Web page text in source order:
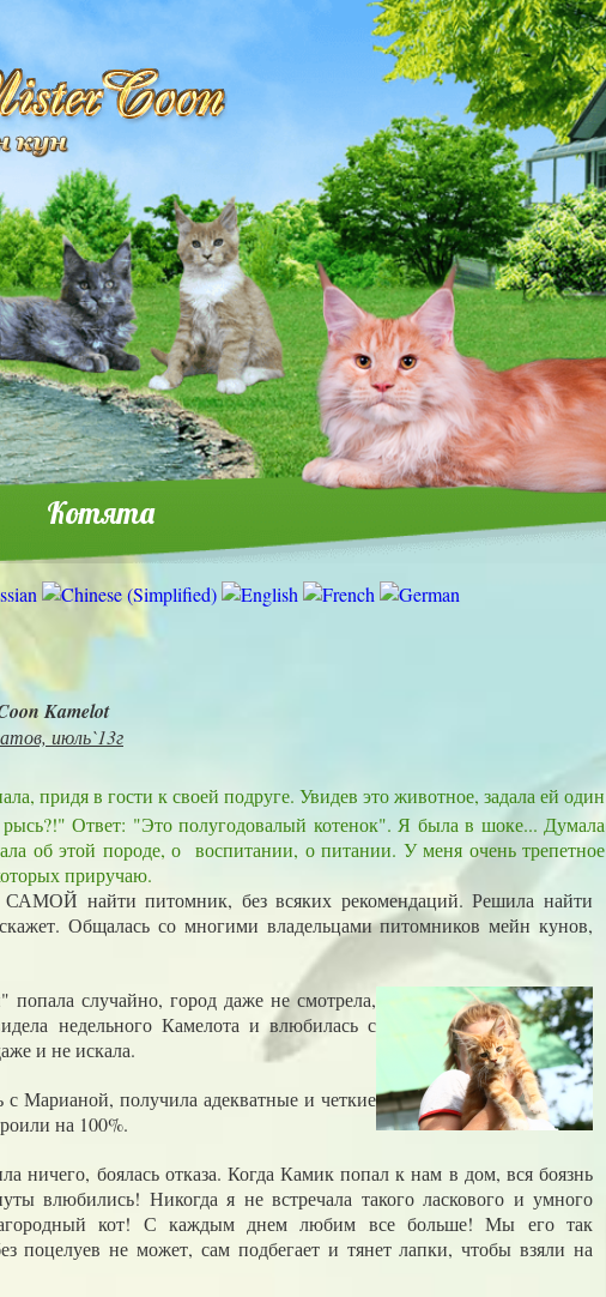
Котята
Kamelot
июль`13г
придя в гости к своей подруге. Увидев это животное, задала ей один
Ответ: "Это полугодовалый котенок". Я была в шоке... Думала
об этой породе, о воспитании, о питании. У меня очень трепетное
приручаю.
найти питомник, без всяких рекомендаций. Решила найти
Общалась со многими владельцами питомников мейн кунов,
случайно, город даже не смотрела,
недельного Камелота и влюбилась с
и не искала.
получила адекватные и четкие
на 100%.
боялась отказа. Когда Камик попал к нам в дом, вся боязнь
влюбились! Никогда я не встречала такого ласкового и умного
кот! С каждым днем любим все больше! Мы его так
поцелуев не может, сам подбегает и тянет лапки, чтобы взяли на